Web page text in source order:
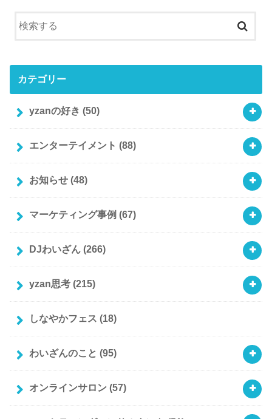
カテゴリー
yzanの好き (50)
エンターテイメント (88)
お知らせ (48)
マーケティング事例 (67)
DJわいざん (266)
yzan思考 (215)
しなやかフェス (18)
わいざんのこと (95)
オンラインサロン (57)